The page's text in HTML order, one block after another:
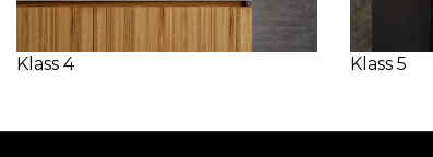
Klass 4 Klass 5